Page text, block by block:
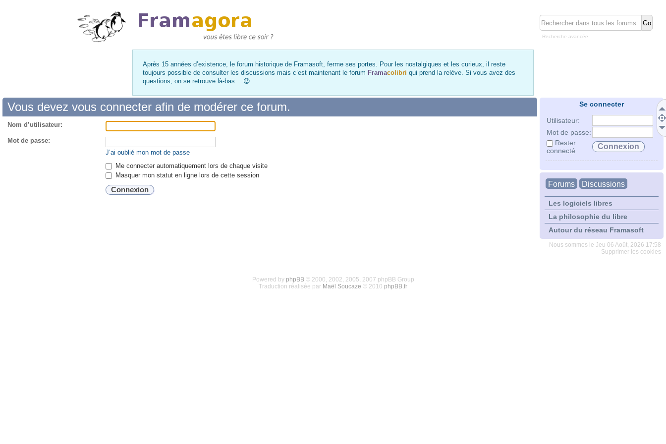
Recherche avancée
Après 15 années d’existence, le forum historique de Framasoft, ferme ses portes. Pour les nostalgiques et les curieux, il reste
toujours possible de consulter les discussions mais c’est maintenant le forum Framacolibri qui prend la relève. Si vous avez des
questions, on se retrouve là-bas… 😉
Se connecter
Utilisateur:
Mot de passe:
Rester
connecté
Forums Discussions
Les logiciels libres
La philosophie du libre
Autour du réseau Framasoft
Nous sommes le Jeu 06 Août, 2026 17:58
Supprimer les cookies
Vous devez vous connecter afin de modérer ce forum.
Nom d’utilisateur:
Mot de passe:
J’ai oublié mon mot de passe
Me connecter automatiquement lors de chaque visite
Masquer mon statut en ligne lors de cette session
Powered by phpBB© 2000, 2002, 2005, 2007 phpBB Group
Traduction réalisée par Maël Soucaze © 2010 phpBB.fr